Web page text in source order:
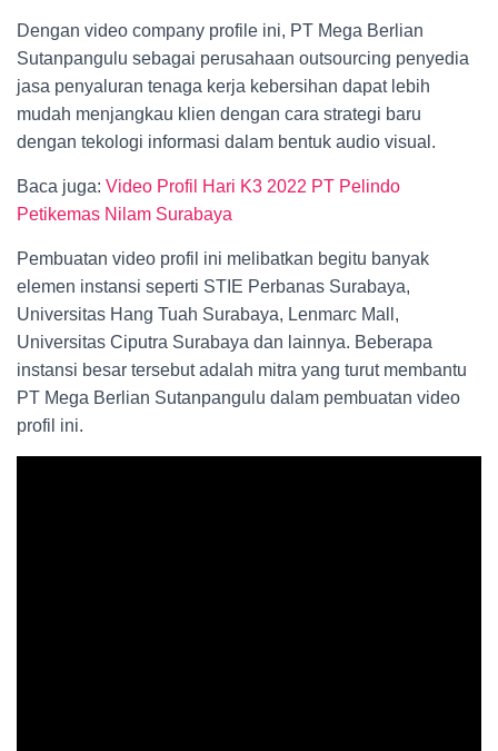
Dengan video company profile ini, PT Mega Berlian
Sutanpangulu sebagai perusahaan outsourcing penyedia
jasa penyaluran tenaga kerja kebersihan dapat lebih
mudah menjangkau klien dengan cara strategi baru
dengan tekologi informasi dalam bentuk audio visual.
Baca juga: Video Profil Hari K3 2022 PT Pelindo
Petikemas Nilam Surabaya
Pembuatan video profil ini melibatkan begitu banyak
elemen instansi seperti STIE Perbanas Surabaya,
Universitas Hang Tuah Surabaya, Lenmarc Mall,
Universitas Ciputra Surabaya dan lainnya. Beberapa
instansi besar tersebut adalah mitra yang turut membantu
PT Mega Berlian Sutanpangulu dalam pembuatan video
profil ini.